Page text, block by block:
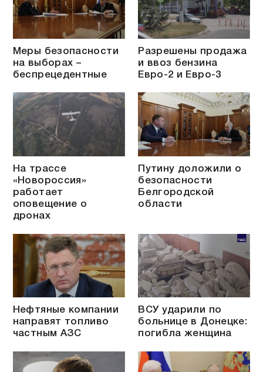
Меры безопасности
на выборах –
беспрецедентные
Разрешены продажа
и ввоз бензина
Евро-2 и Евро-3
На трассе
«Новороссия»
работает
оповещение о
дронах
Путину доложили о
безопасности
Белгородской
области
Нефтяные компании
направят топливо
частным АЗС
ВСУ ударили по
больнице в Донецке:
погибла женщина